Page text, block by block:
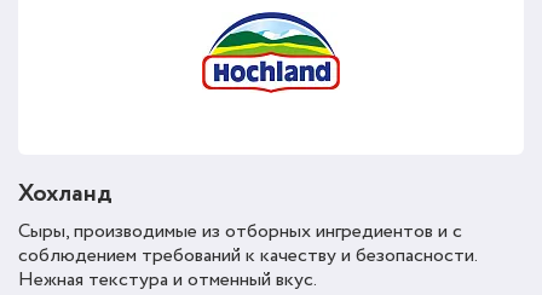
Хохланд
Сыры, производимые из отборных ингредиентов и с
соблюдением требований к качеству и безопасности.
Нежная текстура и отменный вкус.